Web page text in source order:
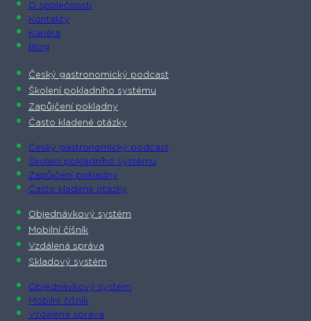
O společnosti​
Kontakty
Kariéra
Blog
Český gastronomický podcast​
Školení pokladního systému
Zapůjčení pokladny
Často kladené otázky
Český gastronomický podcast​
Školení pokladního systému
Zapůjčení pokladny
Často kladené otázky
Objednávkový systém
Mobilní číšník
Vzdálená správa
Skladový systém
Objednávkový systém
Mobilní číšník
Vzdálená správa